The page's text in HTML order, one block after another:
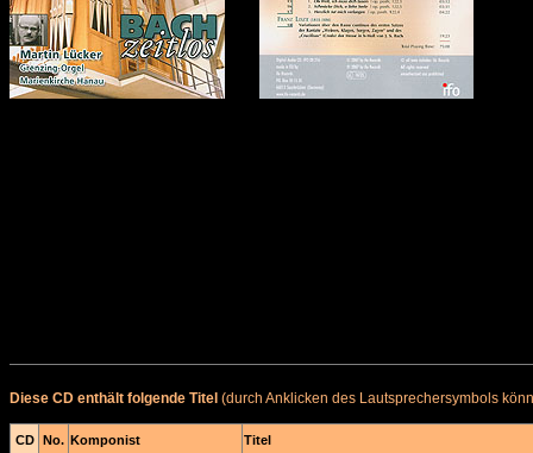
Diese CD enthält folgende Titel (durch Anklicken des Lautsprechersymbols
CD No. Komponist Titel